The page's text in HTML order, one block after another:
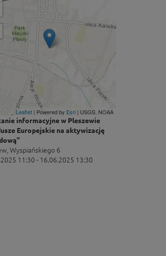
Leaflet | Powered by Esri | USGS, NOAA
informacyjne w Pleszewie
Europejskie na aktywizację
Wyspiańskiego 6
11:30 - 16.06.2025 13:30